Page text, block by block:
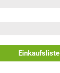
Einkaufsliste